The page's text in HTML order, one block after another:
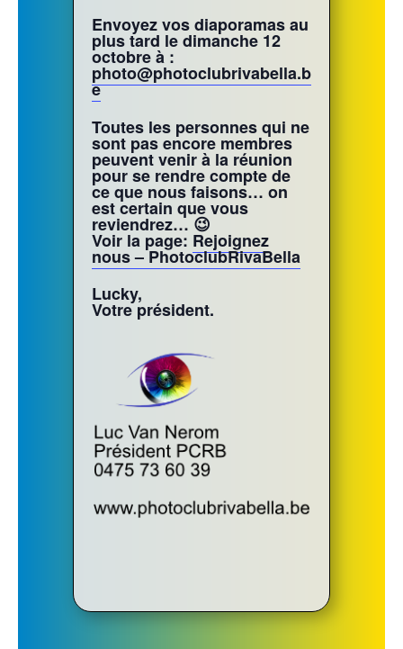
Envoyez vos diaporamas au
plus tard le dimanche 12
octobre à :
photo@photoclubrivabella.b
e
Toutes les personnes qui ne
sont pas encore membres
peuvent venir à la réunion
pour se rendre compte de
ce que nous faisons… on
est certain que vous
reviendrez… 😉
Voir la page: Rejoignez
nous – PhotoclubRivaBella
Lucky,
Votre président.